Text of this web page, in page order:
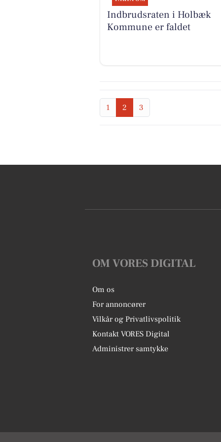
Indbrudsraten i Holbæk
Kommune er faldet
1 2 3
OM VORES DIGITAL
Om os
For annoncører
Vilkår og Privatlivspolitik
Kontakt VORES Digital
Administrer samtykke